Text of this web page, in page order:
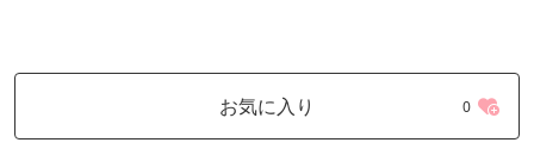
お気に入り 0